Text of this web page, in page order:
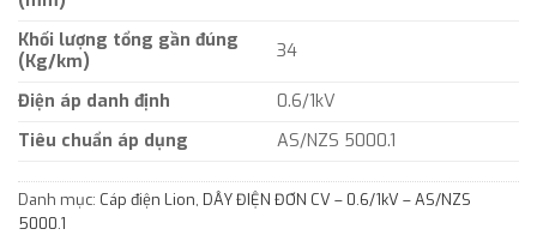
Khối lượng tổng gần đúng
(Kg/km)
34
Điện áp danh định
0.6/1kV
Tiêu chuẩn áp dụng
AS/NZS 5000.1
Danh mục: Cáp điện Lion, DÂY ĐIỆN ĐƠN CV – 0.6/1kV – AS/NZS
5000.1